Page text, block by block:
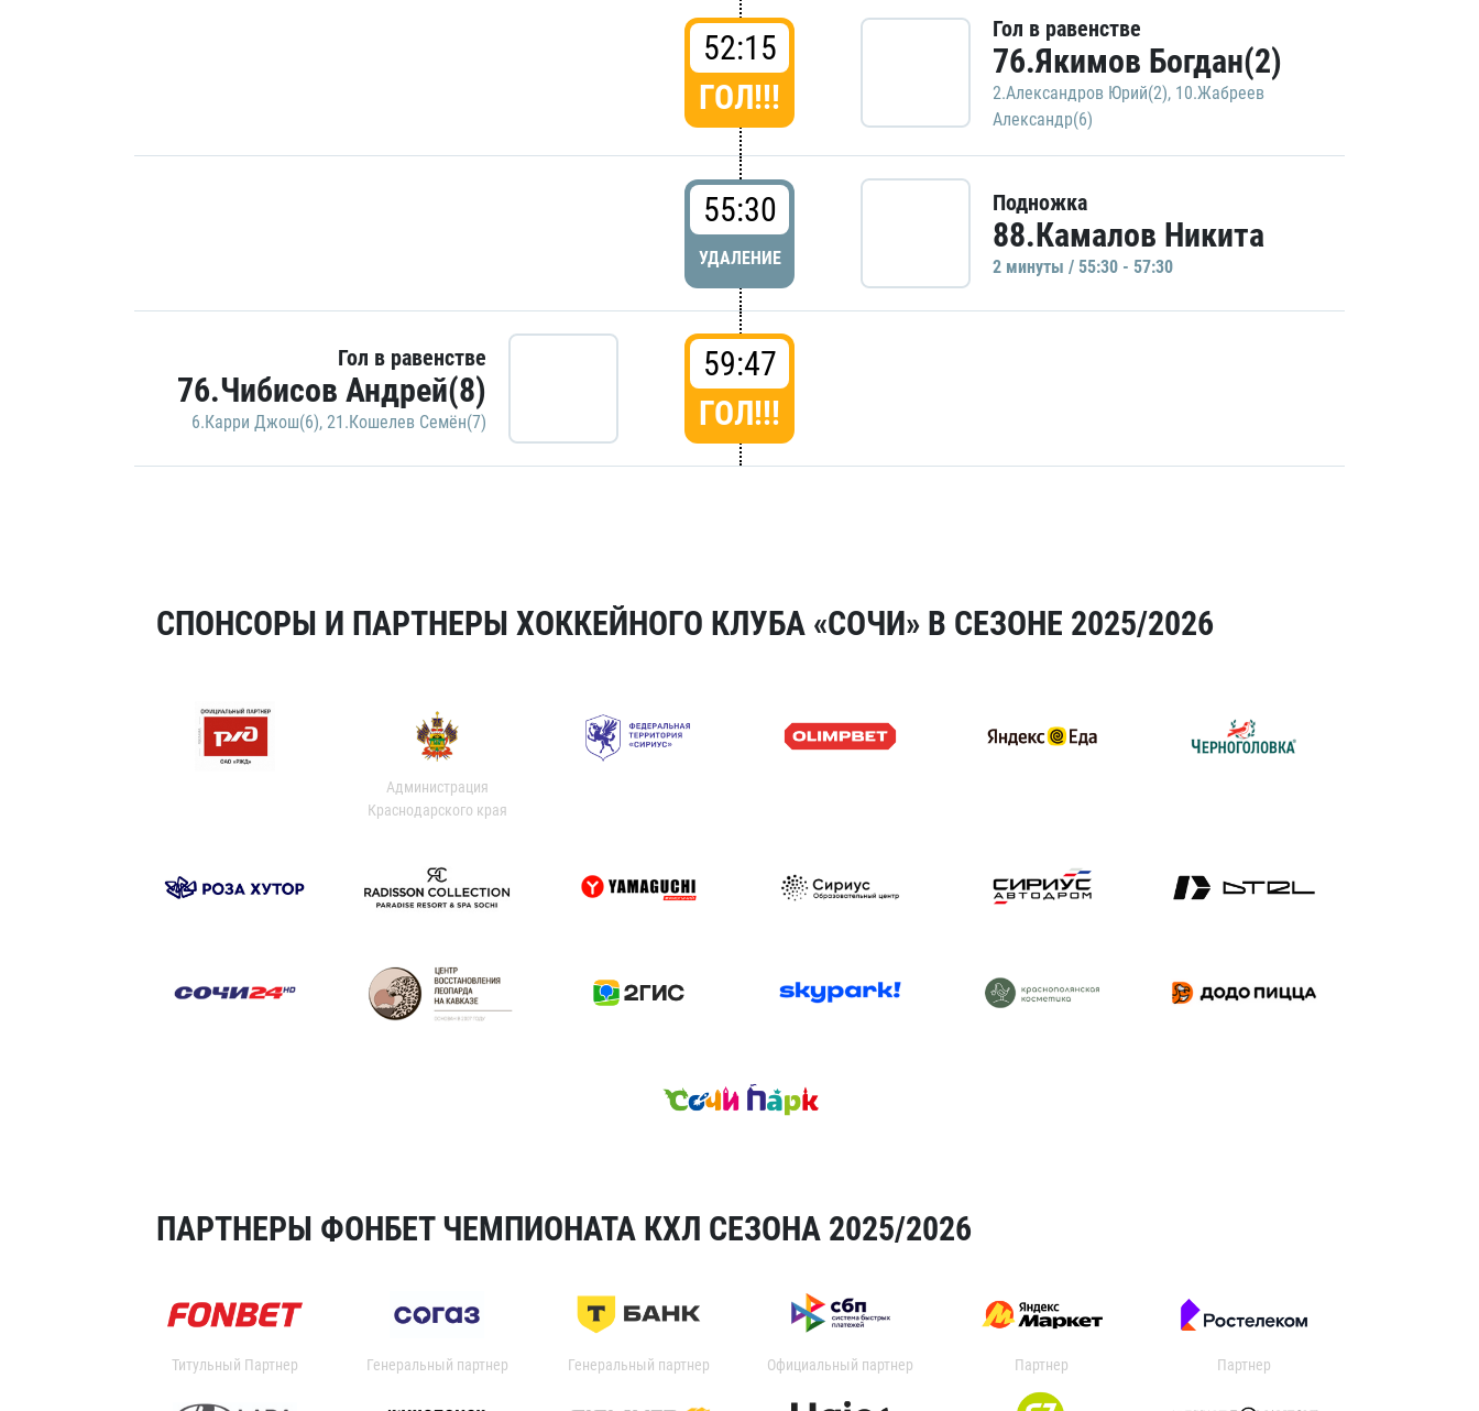
52:15
ГОЛ!!!
Гол в равенстве
76.Якимов Богдан(2)
2.Александров Юрий(2), 10.Жабреев
Александр(6)
55:30
УДАЛЕНИЕ
Подножка
88.Камалов Никита
2 минуты / 55:30 - 57:30
Гол в равенстве
76.Чибисов Андрей(8)
6.Карри Джош(6), 21.Кошелев Семён(7)
59:47
ГОЛ!!!
СПОНСОРЫ И ПАРТНЕРЫ ХОККЕЙНОГО КЛУБА «СОЧИ» В СЕЗОНЕ 2025/2026
Администрация
Краснодарского края
ПАРТНЕРЫ ФОНБЕТ ЧЕМПИОНАТА КХЛ СЕЗОНА 2025/2026
Титульный Партнер Генеральный партнер Генеральный партнер Официальный партнер Партнер Партнер